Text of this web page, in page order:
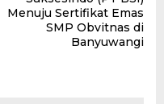
Menuju Sertifikat Emas
SMP Obvitnas di
Banyuwangi